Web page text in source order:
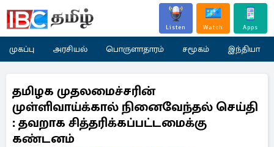
Listen Watch Apps
முகப்பு அரசியல் பொருளாதாரம் சமூகம் இந்தியா
தமிழக முதலமைச்சரின்
முள்ளிவாய்க்கால் நினைவேந்தல் செய்தி
: தவறாக சித்தரிக்கப்பட்டமைக்கு
கண்டனம்